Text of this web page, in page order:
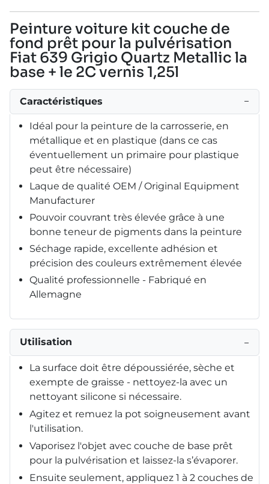
Peinture voiture kit couche de
fond prêt pour la pulvérisation
Fiat 639 Grigio Quartz Metallic la
base + le 2C vernis 1,25l
Caractéristiques −
Idéal pour la peinture de la carrosserie, en
métallique et en plastique (dans ce cas
éventuellement un primaire pour plastique
peut être nécessaire)
Laque de qualité OEM / Original Equipment
Manufacturer
Pouvoir couvrant très élevée grâce à une
bonne teneur de pigments dans la peinture
Séchage rapide, excellente adhésion et
précision des couleurs extrêmement élevée
Qualité professionnelle - Fabriqué en
Allemagne
Utilisation −
La surface doit être dépoussiérée, sèche et
exempte de graisse - nettoyez-la avec un
nettoyant silicone si nécessaire.
Agitez et remuez la pot soigneusement avant
l'utilisation.
Vaporisez l'objet avec couche de base prêt
pour la pulvérisation et laissez-la s’évaporer.
Ensuite seulement, appliquez 1 à 2 couches de